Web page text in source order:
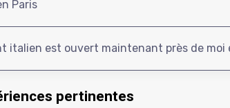
Paris
italien est ouvert maintenant près de moi
pertinentes